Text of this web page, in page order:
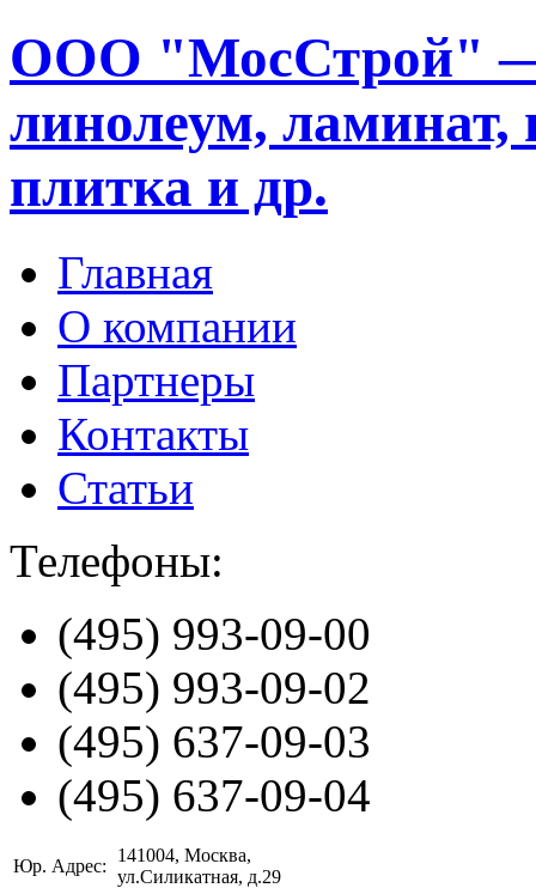
ООО "МосСтрой" —
линолеум, ламинат,
плитка и др.
Главная
О компании
Партнеры
Контакты
Статьи
Телефоны:
(495) 993-09-00
(495) 993-09-02
(495) 637-09-03
(495) 637-09-04
Юр. Адрес:
141004, Москва,
ул.Силикатная, д.29